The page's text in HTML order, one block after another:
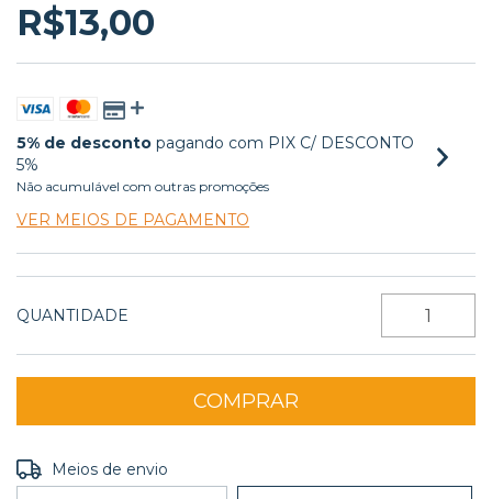
R$13,00
5% de desconto pagando com PIX C/ DESCONTO
5%
Não acumulável com outras promoções
VER MEIOS DE PAGAMENTO
QUANTIDADE
Entregas para o CEP:
Meios de envio